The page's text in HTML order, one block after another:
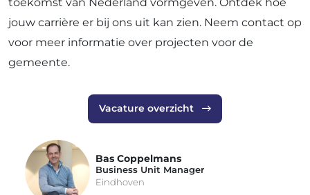
jouw carrière er bij ons uit kan zien. Neem contact op
voor meer informatie over projecten voor de
gemeente.
Vacature overzicht
Bas Coppelmans
Business Unit Manager
Eindhoven